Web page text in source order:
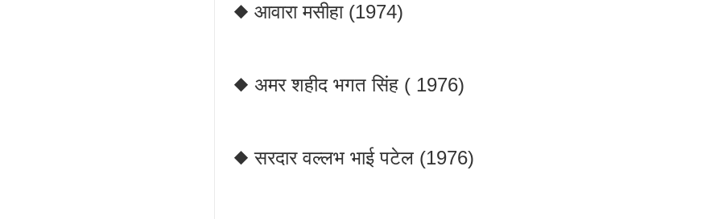
◆ आवारा मसीहा (1974)
◆ अमर शहीद भगत सिंह ( 1976)
◆ सरदार वल्लभ भाई पटेल (1976)